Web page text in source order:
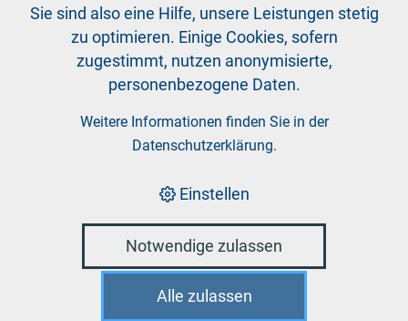
Sie sind also eine Hilfe, unsere Leistungen stetig
zu optimieren. Einige Cookies, sofern
zugestimmt, nutzen anonymisierte,
personenbezogene Daten.
Weitere Informationen finden Sie in der
Datenschutzerklärung.
Einstellen
Notwendige zulassen
Alle zulassen